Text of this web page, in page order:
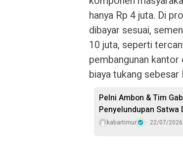
hanya Rp 4 juta. Di
dibayar sesuai,
10 juta, seperti
pembangunan
biaya tukang sebesar
Pelni Ambon & Tim
Penyelundupan Satwa
kabartimur 22/07/2026